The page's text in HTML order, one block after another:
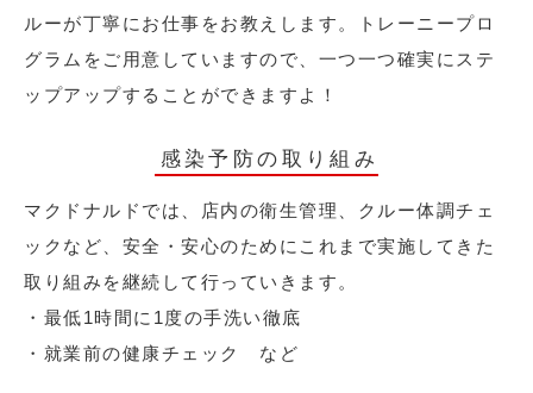
ルーが丁寧にお仕事をお教えします。トレーニープロ
グラムをご用意していますので、一つ一つ確実にステ
ップアップすることができますよ！
感染予防の取り組み
マクドナルドでは、店内の衛生管理、クルー体調チェ
ックなど、安全・安心のためにこれまで実施してきた
取り組みを継続して行っていきます。
・最低1時間に1度の手洗い徹底
・就業前の健康チェック など